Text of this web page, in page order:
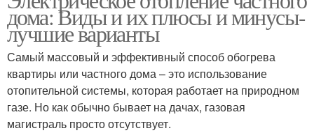
дома: Виды и их плюсы и минусы-
лучшие варианты
Самый массовый и эффективный способ обогрева
квартиры или частного дома – это использование
отопительной системы, которая работает на природном
газе. Но как обычно бывает на дачах, газовая
магистраль просто отсутствует.